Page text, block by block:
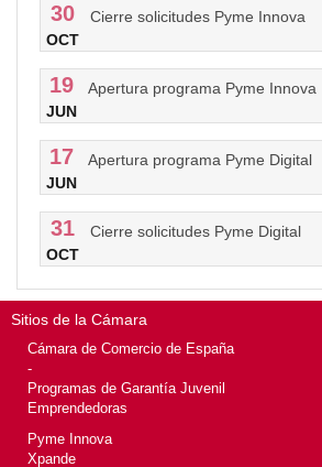
30
OCT
Cierre solicitudes Pyme Innova
19
JUN
Apertura programa Pyme Innova
17
JUN
Apertura programa Pyme Digital
31
OCT
Cierre solicitudes Pyme Digital
Sitios de la Cámara
Cámara de Comercio de España
-
Programas de Garantía Juvenil
Emprendedoras
Pyme Innova
Xpande